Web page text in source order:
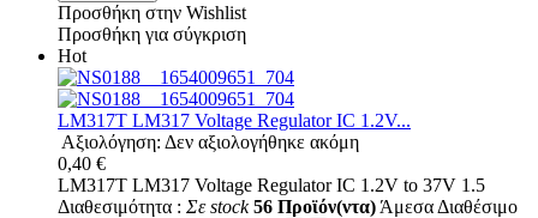
Προσθήκη στην Wishlist
Προσθήκη για σύγκριση
Hot
LM317T LM317 Voltage Regulator IC 1.2V...
Αξιολόγηση: Δεν αξιολογήθηκε ακόμη
0,40 €
LM317T LM317 Voltage Regulator IC 1.2V to 37V 1.5
Διαθεσιμότητα : Σε stock 56 Προϊόν(ντα) Άμεσα Διαθέσιμο